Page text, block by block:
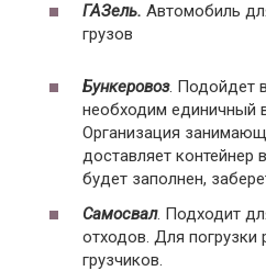
ГАЗель. Автомобиль
грузов
Бункеровоз. Подойдет
необходим единичный
Организация
доставляет контейнер
будет заполнен,
Самосвал. Подходит
отходов. Для погрузки
грузчиков.